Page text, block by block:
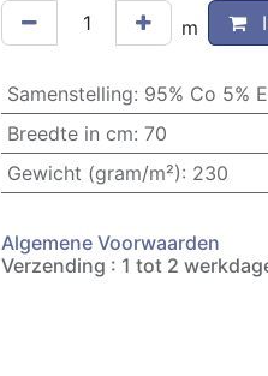
m
Samenstelling: 95% Co 5%
Breedte in cm: 70
Gewicht (gram/m²): 230
Algemene Voorwaarden
Verzending : 1 tot 2